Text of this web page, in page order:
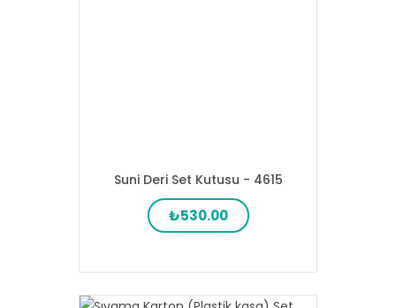
Suni Deri Set Kutusu - 4615
₺530.00